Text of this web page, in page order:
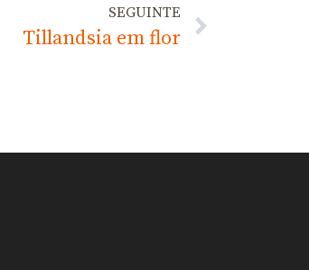
SEGUINTE
Tillandsia em flor